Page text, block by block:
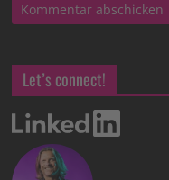
Let’s connect!